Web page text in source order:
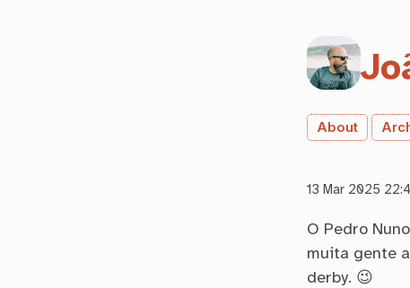
About
13 Mar 2025
O Pedro
muita gente
derby. 😉